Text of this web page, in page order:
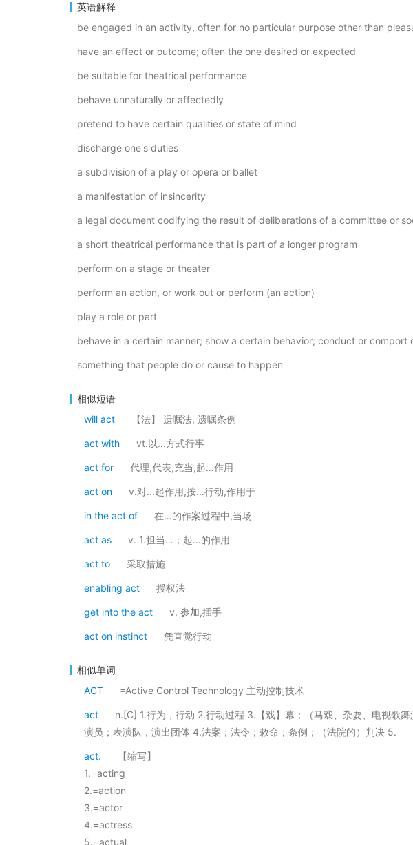
英语解释
be engaged in an activity, often for no particular purpose other than
have an effect or outcome; often the one desired or expected
be suitable for theatrical performance
behave unnaturally or affectedly
pretend to have certain qualities or state of mind
discharge one's duties
a subdivision of a play or opera or ballet
a manifestation of insincerity
a legal document codifying the result of deliberations of a committee or
a short theatrical performance that is part of a longer program
perform on a stage or theater
perform an action, or work out or perform (an action)
play a role or part
behave in a certain manner; show a certain behavior; conduct or comport
something that people do or cause to happen
相似短语
will act
【法】 遗嘱法, 遗嘱条例
act with vt.以...方式行事
act for 代理,代表,充当,起…作用
act on v.对...起作用,按...行动,作用于
in the act of 在…的作案过程中,当场
act as v. 1.担当…；起…的作用
act to 采取措施
enabling act 授权法
get into the act v. 参加,插手
act on instinct 凭直觉行动
相似单词
ACT
=Active Control Technology 主动控制技术
act
n.[C] 1.行为，行动 2.行动过程 3.【戏】幕；（马戏、杂耍、电视歌
演员；表演队，演出团体 4.法案；法令；敕命；条例；（法院的）判决 5.
act.
【缩写】
1.=acting
2.=action
3.=actor
4.=actress
5.=actual